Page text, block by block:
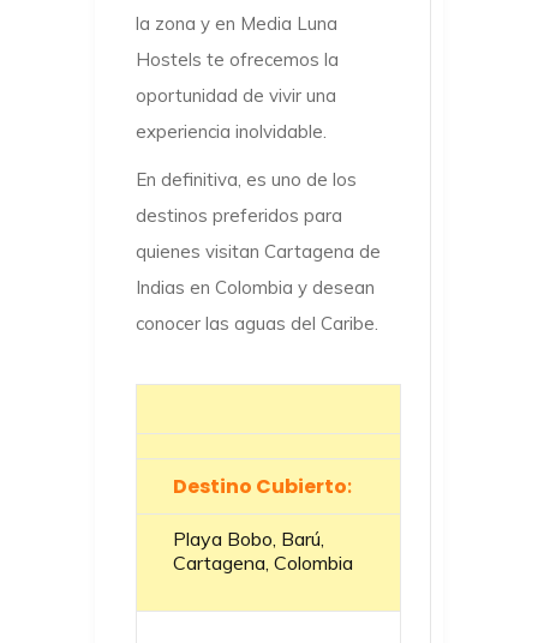
la zona y en Media Luna
Hostels te ofrecemos la
oportunidad de vivir una
experiencia inolvidable.
En definitiva, es uno de los
destinos preferidos para
quienes visitan Cartagena de
Indias en Colombia y desean
conocer las aguas del Caribe.
Destino Cubierto:
Playa Bobo, Barú,
Cartagena, Colombia